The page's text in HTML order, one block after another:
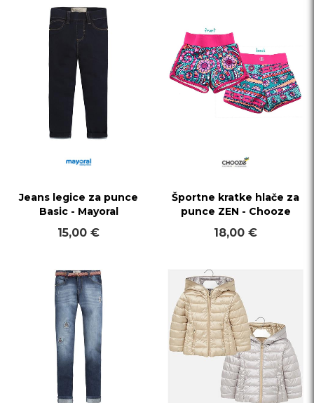
Jeans legice za punce
Basic - Mayoral
15,00 €
Športne kratke hlače za
punce ZEN - Chooze
18,00 €